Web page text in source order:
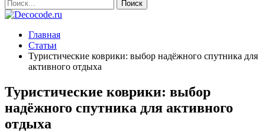
Главная
Статьи
Туристические коврики: выбор надёжного спутника для
активного отдыха
Туристические коврики: выбор
надёжного спутника для активного
отдыха